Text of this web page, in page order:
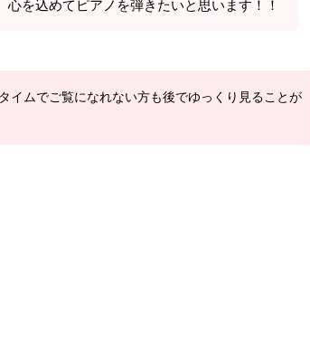
を込めてピアノを弾きたいと思います！！
イムでご覧になれない方も後でゆっくり見ることが